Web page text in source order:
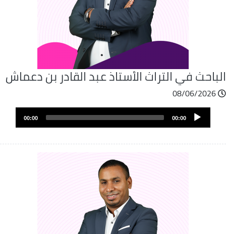
في التراث الأستاذ عبد القادر بن دعماش
08/06/2026
Audio
Player
00:00
00:00